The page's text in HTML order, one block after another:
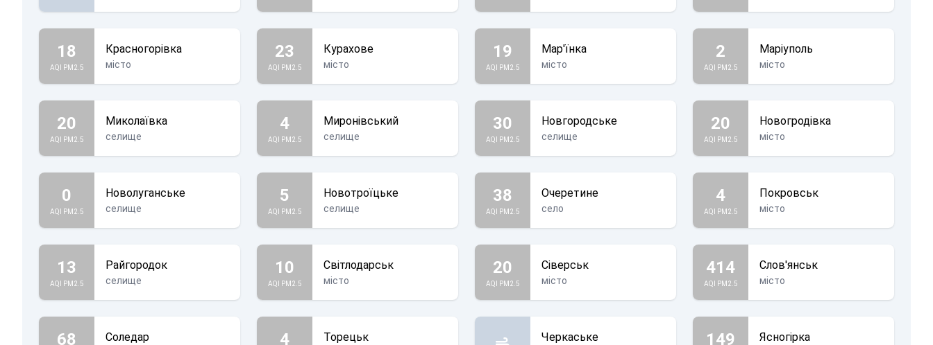
18
AQI PM2.5
Красногорівка
місто
23
AQI PM2.5
Курахове
місто
19
AQI PM2.5
Мар'їнка
місто
2
AQI PM2.5
Маріуполь
місто
20
AQI PM2.5
Миколаївка
селище
4
AQI PM2.5
Миронівський
селище
30
AQI PM2.5
Новгородське
селище
20
AQI PM2.5
Новогродівка
місто
0
AQI PM2.5
Новолуганське
селище
5
AQI PM2.5
Новотроїцьке
селище
38
AQI PM2.5
Очеретине
село
4
AQI PM2.5
Покровськ
місто
13
AQI PM2.5
Райгородок
селище
10
AQI PM2.5
Світлодарськ
місто
20
AQI PM2.5
Сіверськ
місто
414
AQI PM2.5
Слов'янськ
місто
68 Соледар 4 Торецьк Черкаське 149 Ясногірка